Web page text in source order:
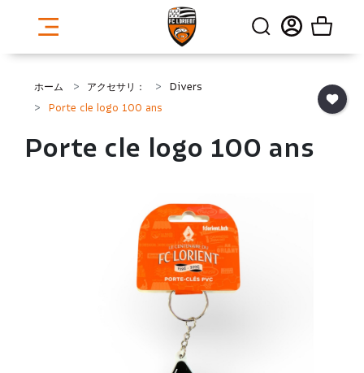
ホーム アクセサリ： Divers
Porte cle logo 100 ans
Porte cle logo 100 ans